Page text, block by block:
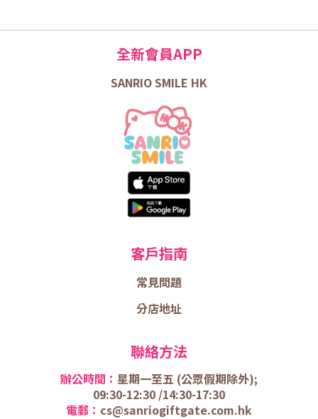
全新會員APP
SANRIO SMILE HK
客戶指南
常見問題
分店地址
聯絡方法
辦公時間： 星期一至五 (公眾假期除外);
09:30-12:30 /14:30-17:30
電郵： cs@sanriogiftgate.com.hk